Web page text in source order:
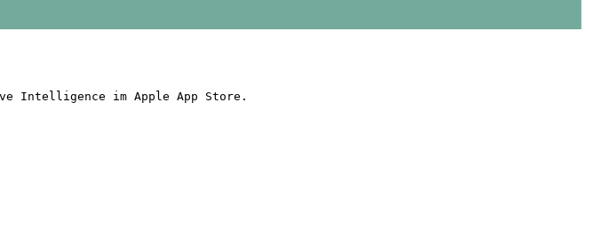
Intelligence im Apple App Store.